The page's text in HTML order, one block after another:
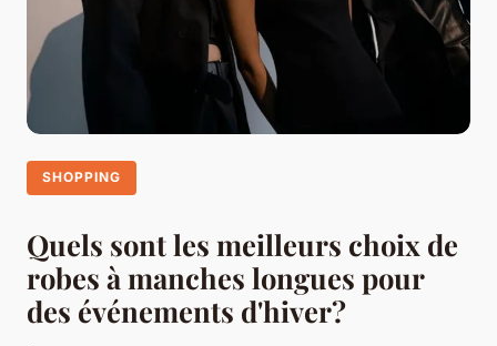
SHOPPING
Quels sont les meilleurs choix de
robes à manches longues pour
des événements d'hiver?